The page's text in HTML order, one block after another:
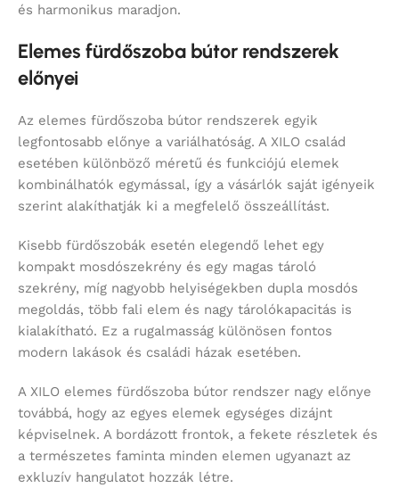
és harmonikus maradjon.
Elemes fürdőszoba bútor rendszerek
előnyei
Az elemes fürdőszoba bútor rendszerek egyik
legfontosabb előnye a variálhatóság. A XILO család
esetében különböző méretű és funkciójú elemek
kombinálhatók egymással, így a vásárlók saját igényeik
szerint alakíthatják ki a megfelelő összeállítást.
Kisebb fürdőszobák esetén elegendő lehet egy
kompakt mosdószekrény és egy magas tároló
szekrény, míg nagyobb helyiségekben dupla mosdós
megoldás, több fali elem és nagy tárolókapacitás is
kialakítható. Ez a rugalmasság különösen fontos
modern lakások és családi házak esetében.
A XILO elemes fürdőszoba bútor rendszer nagy előnye
továbbá, hogy az egyes elemek egységes dizájnt
képviselnek. A bordázott frontok, a fekete részletek és
a természetes faminta minden elemen ugyanazt az
exkluzív hangulatot hozzák létre.